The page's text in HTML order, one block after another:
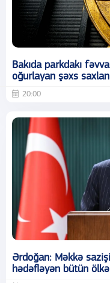
Bakıda parkdakı
oğurlayan şəxs
20:00
Ərdoğan: Məkkə
hədəfləyən bütün